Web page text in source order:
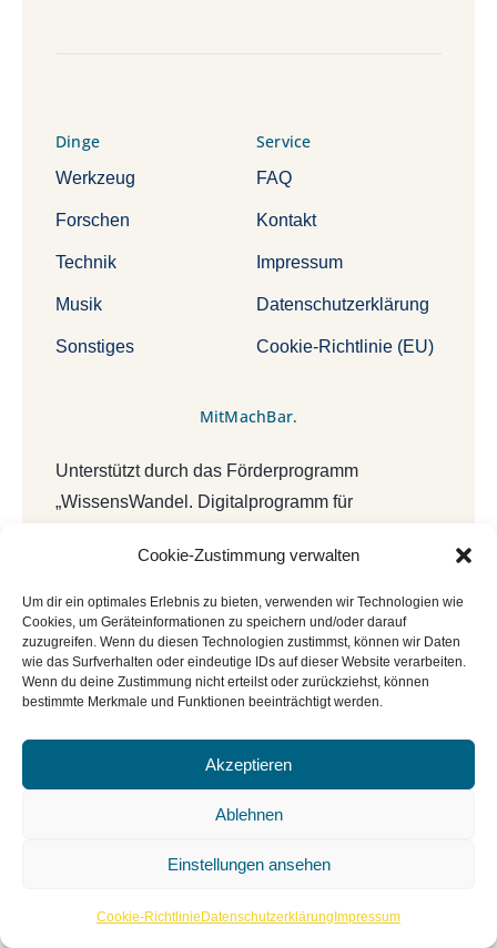
Cookie-Zustimmung verwalten
Um dir ein optimales Erlebnis zu bieten, verwenden wir Technologien wie
Cookies, um Geräteinformationen zu speichern und/oder darauf
zuzugreifen. Wenn du diesen Technologien zustimmst, können wir Daten
wie das Surfverhalten oder eindeutige IDs auf dieser Website verarbeiten.
Wenn du deine Zustimmung nicht erteilst oder zurückziehst, können
bestimmte Merkmale und Funktionen beeinträchtigt werden.
Akzeptieren
Ablehnen
Einstellungen ansehen
Cookie-Richtlinie Datenschutzerklärung Impressum
Dinge
Werkzeug
Forschen
Technik
Musik
Sonstiges
Service
FAQ
Kontakt
Impressum
Datenschutzerklärung
Cookie-Richtlinie (EU)
MitMachBar.
Unterstützt durch das Förderprogramm
„WissensWandel. Digitalprogramm für
NEUSTART KULTUR“ vom Deutschen
Bibliotheksverband e.V. und dem Beauftragten
der Bundesregierung für Kultur und Medien
(BKM).